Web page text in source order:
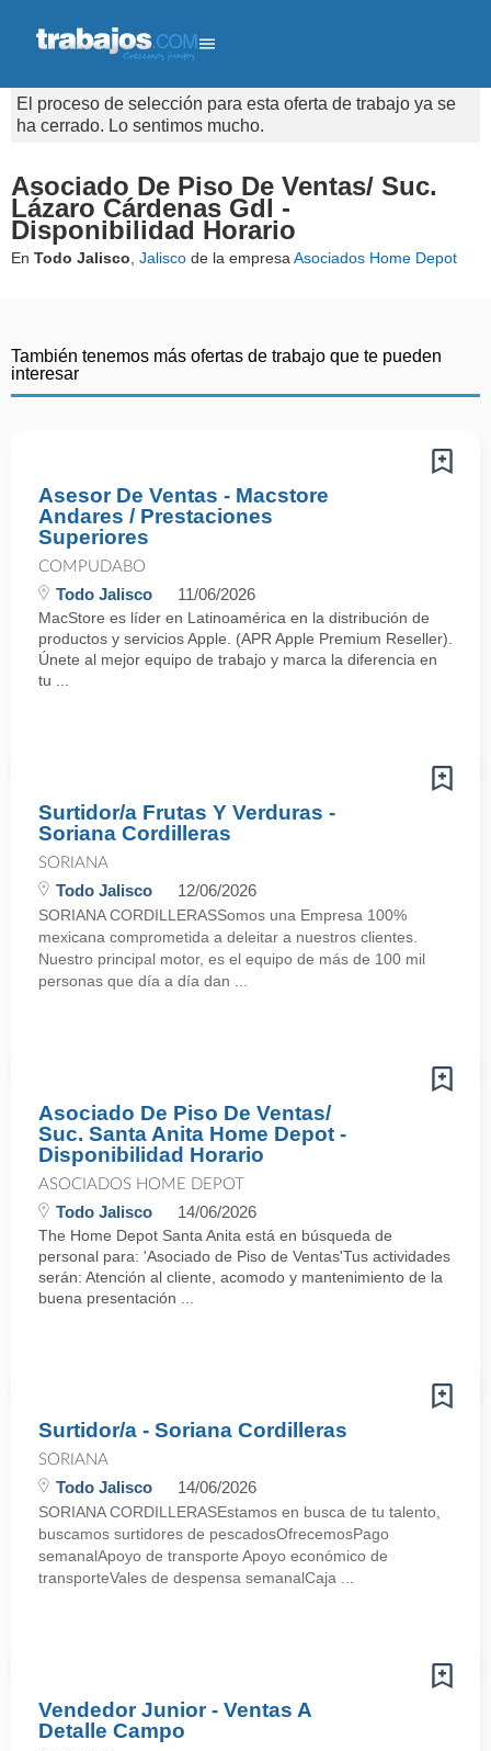
El proceso de selección para esta oferta de trabajo ya se
ha cerrado. Lo sentimos mucho.
Asociado De Piso De Ventas/ Suc.
Lázaro Cárdenas Gdl -
Disponibilidad Horario
En Todo Jalisco Jalisco de la empresa Asociados Home Depot
También tenemos más ofertas de trabajo que te pueden
interesar
Asesor De Ventas - Macstore
Andares / Prestaciones
Superiores
COMPUDABO
Todo Jalisco 11/06/2026
MacStore es líder en Latinoamérica en la distribución de
productos y servicios Apple. (APR Apple Premium Reseller).
Únete al mejor equipo de trabajo y marca la diferencia en
tu ...
Surtidor/a Frutas Y Verduras -
Soriana Cordilleras
SORIANA
Todo Jalisco 12/06/2026
SORIANA CORDILLERASSomos una Empresa 100%
mexicana comprometida a deleitar a nuestros clientes.
Nuestro principal motor, es el equipo de más de 100 mil
personas que día a día dan ...
Asociado De Piso De Ventas/
Suc. Santa Anita Home Depot -
Disponibilidad Horario
ASOCIADOS HOME DEPOT
Todo Jalisco 14/06/2026
The Home Depot Santa Anita está en búsqueda de
personal para: 'Asociado de Piso de Ventas'Tus actividades
serán: Atención al cliente, acomodo y mantenimiento de la
buena presentación ...
Surtidor/a - Soriana Cordilleras
SORIANA
Todo Jalisco 14/06/2026
SORIANA CORDILLERASEstamos en busca de tu talento,
buscamos surtidores de pescadosOfrecemosPago
semanalApoyo de transporte Apoyo económico de
transporteVales de despensa semanalCaja ...
Vendedor Junior - Ventas A
Detalle Campo